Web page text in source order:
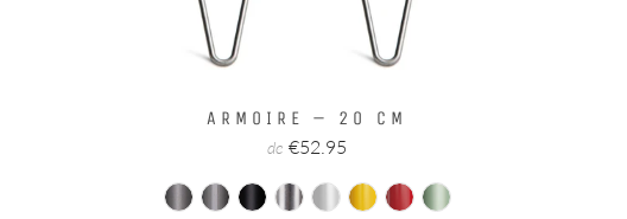
ARMOIRE – 20 CM
de €52.95